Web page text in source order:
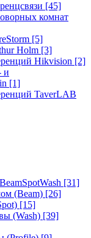
[45]
комнат
[5]
Holm [3]
Hikvision [2]
и
[1]
TaverLAB
[31]
(Beam) [26]
[15]
(Wash) [39]